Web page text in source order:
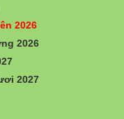
2026
2026
2027